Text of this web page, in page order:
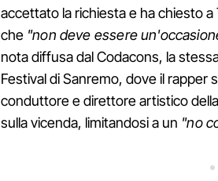
accettato la richiesta e ha chiesto
che "non deve essere
nota diffusa dal Codacons, la
Festival di Sanremo, dove il rapper
conduttore e direttore artistico
sulla vicenda, limitandosi a un "no